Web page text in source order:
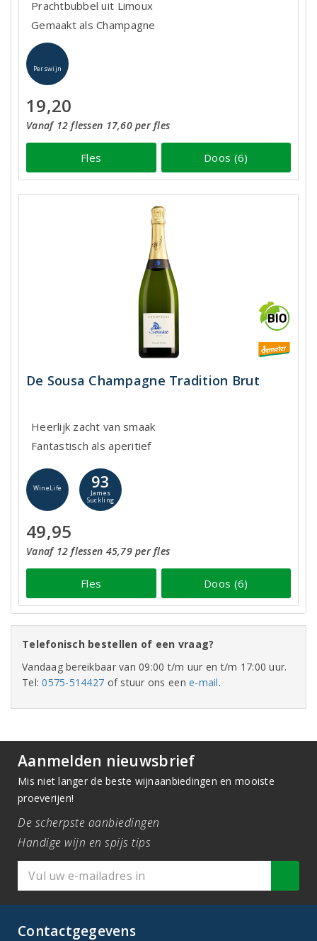
Prachtbubbel uit Limoux
Gemaakt als Champagne
Perswijn
19,20
Vanaf 12 flessen 17,60 per fles
Fles Doos (6)
De Sousa Champagne Tradition Brut
Heerlijk zacht van smaak
Fantastisch als aperitief
WineLife 93
James
Suckling
49,95
Vanaf 12 flessen 45,79 per fles
Fles Doos (6)
Telefonisch bestellen of een vraag?
Vandaag bereikbaar van 09:00 t/m uur en t/m 17:00 uur.
Tel:0575-514427 of stuur ons eene-mail.
Aanmelden nieuwsbrief
Mis niet langer de beste wijnaanbiedingen en mooiste
proeverijen!
De scherpste aanbiedingen
Handige wijn en spijs tips
Contactgegevens